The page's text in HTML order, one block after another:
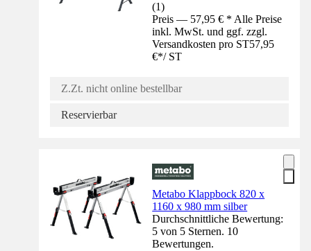
(1)
Preis — 57,95 € * Alle Preise
inkl. MwSt. und ggf. zzgl.
Versandkosten pro ST57,95
€*/ ST
Z.Zt. nicht online bestellbar
Reservierbar
Metabo Klappbock 820 x
1160 x 980 mm silber
Durchschnittliche Bewertung:
5 von 5 Sternen. 10
Bewertungen.